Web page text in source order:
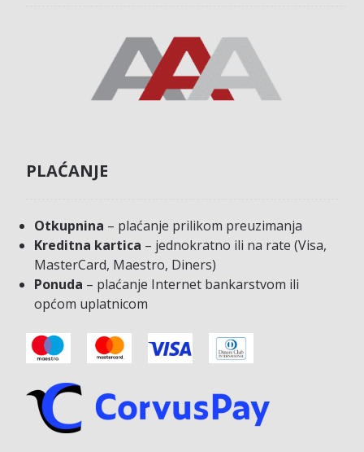
PLAĆANJE
Otkupnina – plaćanje prilikom preuzimanja
Kreditna kartica – jednokratno ili na rate (Visa,
MasterCard, Maestro, Diners)
Ponuda – plaćanje Internet bankarstvom ili
općom uplatnicom